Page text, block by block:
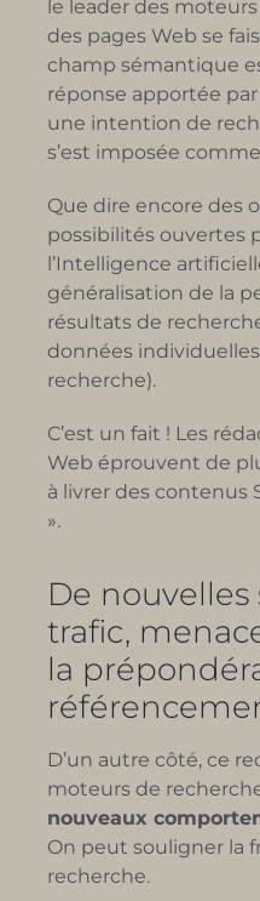
le leader des
des pages Web se
champ sémantique
réponse apportée
une intention de
s’est imposée
Que dire encore des
possibilités ouvertes
l’Intelligence
généralisation de la
résultats de
données
recherche).
C’est un fait ! Les
Web éprouvent de
à livrer des contenus
».
De nouvelles
trafic,
la
D’un autre côté, ce
moteurs de
nouveaux
On peut souligner la
recherche.